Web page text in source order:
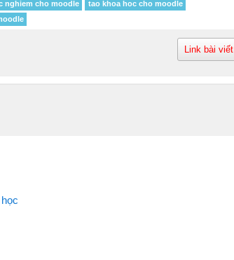
nghiem cho moodle
tao khoa hoc cho moodle
Link bài viết